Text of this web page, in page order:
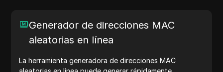
y optimización del desarrollo. Simplifica tus flujos de
trabajo: ¡genera agentes de usuario hoy!
Generador de direcciones MAC
aleatorias en línea
La herramienta generadora de direcciones MAC